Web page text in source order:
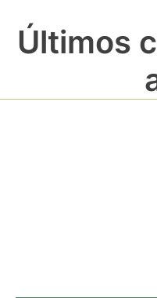
Últimos